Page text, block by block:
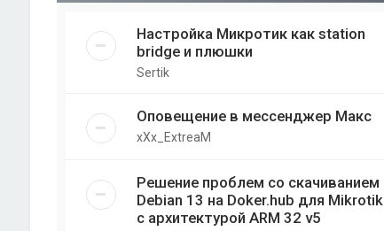
Настройка Микротик как station
bridge и плюшки
Sertik
Оповещение в мессенджер Макс
xXx_ExtreaM
Решение проблем со скачиванием
Debian 13 на Doker.hub для Mikrotik
с архитектурой ARM 32 v5